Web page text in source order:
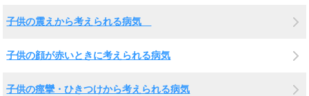
子供の震えから考えられる病気
子供の顔が赤いときに考えられる病気
子供の痙攣・ひきつけから考えられる病気